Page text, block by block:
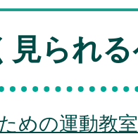
見られ
めの運動教室